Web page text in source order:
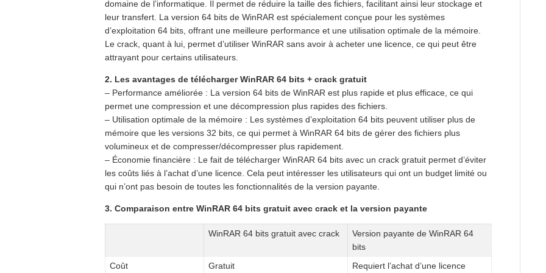
domaine de l’informatique. Il permet de réduire la taille des fichiers, facilitant ainsi leur stockage et
leur transfert. La version 64 bits de WinRAR est spécialement conçue pour les systèmes
d’exploitation 64 bits, offrant une meilleure performance et une utilisation optimale de la mémoire.
Le crack, quant à lui, permet d’utiliser WinRAR sans avoir à acheter une licence, ce qui peut être
attrayant pour certains utilisateurs.
2. Les avantages de télécharger WinRAR 64 bits + crack gratuit
– Performance améliorée : La version 64 bits de WinRAR est plus rapide et plus efficace, ce qui
permet une compression et une décompression plus rapides des fichiers.
– Utilisation optimale de la mémoire : Les systèmes d’exploitation 64 bits peuvent utiliser plus de
mémoire que les versions 32 bits, ce qui permet à WinRAR 64 bits de gérer des fichiers plus
volumineux et de compresser/décompresser plus rapidement.
– Économie financière : Le fait de télécharger WinRAR 64 bits avec un crack gratuit permet d’éviter
les coûts liés à l’achat d’une licence. Cela peut intéresser les utilisateurs qui ont un budget limité ou
qui n’ont pas besoin de toutes les fonctionnalités de la version payante.
3. Comparaison entre WinRAR 64 bits gratuit avec crack et la version payante
WinRAR 64 bits gratuit avec crack
Version payante de WinRAR 64
bits
Coût
Gratuit Requiert l’achat d’une licence